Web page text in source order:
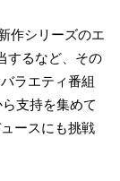
作シリーズのエ
するなど、その
ラエティ番組
支持を集めて
ースにも挑戦